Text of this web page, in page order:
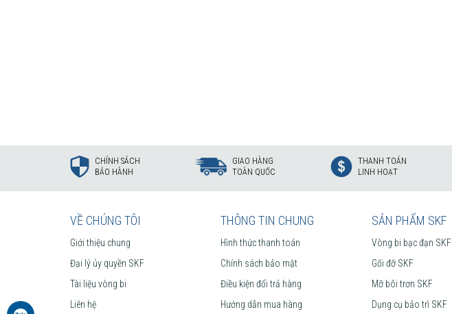
CHÍNH SÁCH
BẢO HÀNH
GIAO HÀNG
TOÀN QUỐC
THANH TOÁN
LINH HOẠT
VỀ CHÚNG TÔI
Giới thiệu chung
Đại lý ủy quyền SKF
Tài liệu vòng bi
Liên hệ
THÔNG TIN CHUNG
Hình thức thanh toán
Chính sách bảo mật
Điều kiện đổi trả hàng
Hướng dẫn mua hàng
SẢN PHẨM SKF
Vòng bi bạc đạn SKF
Gối đỡ SKF
Mỡ bôi trơn SKF
Dụng cụ bảo trì SKF